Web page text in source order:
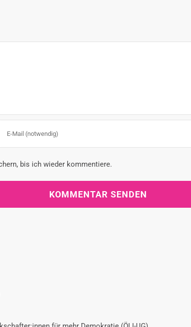
bis ich wieder kommentiere.